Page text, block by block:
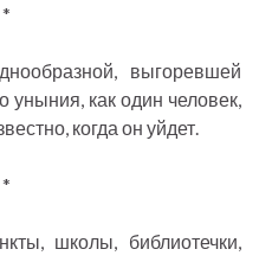
выгоревшей
уныния, как один человек,
когда он уйдет.
школы, библиотечки,